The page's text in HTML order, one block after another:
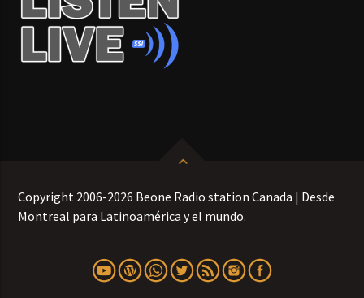
Copyright 2006-2026 Beone Radio station Canada | Desde
Montreal para Latinoamérica y el mundo.